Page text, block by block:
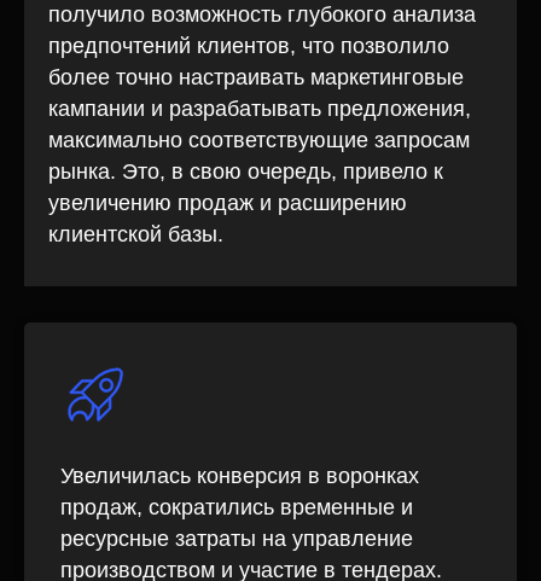
получило возможность глубокого анализа
предпочтений клиентов, что позволило
более точно настраивать маркетинговые
кампании и разрабатывать предложения,
максимально соответствующие запросам
рынка. Это, в свою очередь, привело к
увеличению продаж и расширению
клиентской базы.
Увеличилась конверсия в воронках
продаж, сократились временные и
ресурсные затраты на управление
производством и участие в тендерах.
г. Санкт-Петербург, набережная реки Мойки, 8
+7 977 089-60-60
обработки персональных
данных
Отправить